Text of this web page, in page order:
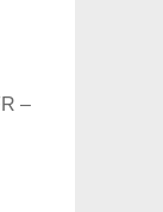
–